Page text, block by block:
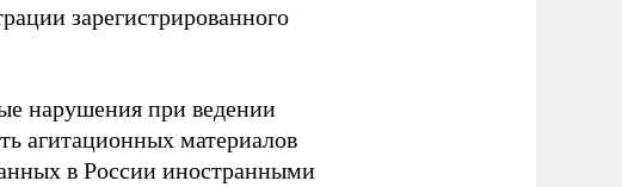
зарегистрированного
нарушения при ведении
агитационных материалов
в России иностранными